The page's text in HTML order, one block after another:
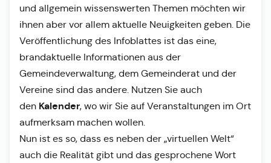
und allgemein wissenswerten Themen möchten wir
ihnen aber vor allem aktuelle Neuigkeiten geben. Die
Veröffentlichung des Infoblattes ist das eine,
brandaktuelle Informationen aus der
Gemeindeverwaltung, dem Gemeinderat und der
Vereine sind das andere. Nutzen Sie auch
den Kalender, wo wir Sie auf Veranstaltungen im Ort
aufmerksam machen wollen.
Nun ist es so, dass es neben der „virtuellen Welt“
auch die Realität gibt und das gesprochene Wort